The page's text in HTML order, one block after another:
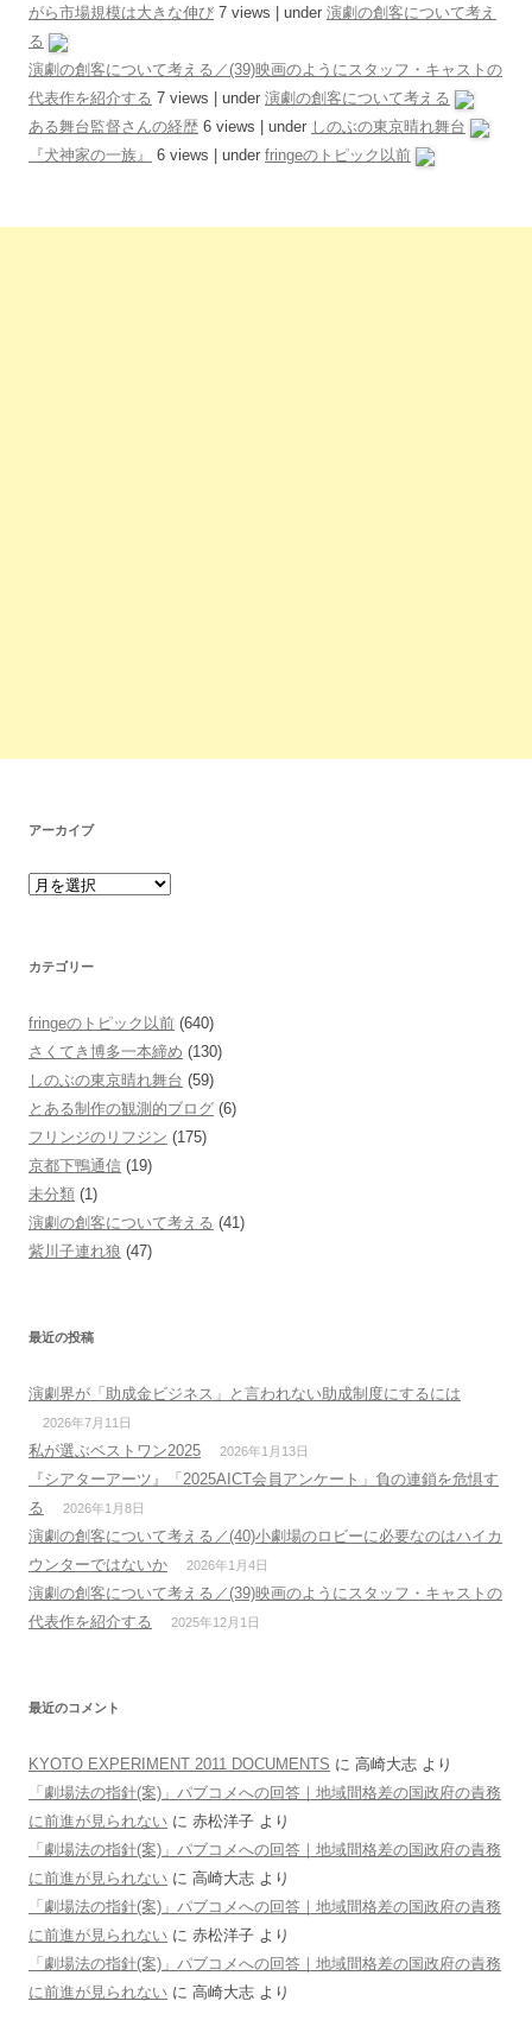
がら市場規模は大きな伸び 7 views under 演劇の創客について考え
る
演劇の創客について考える／(39)映画のようにスタッフ・キャストの
代表作を紹介する 7 views under 演劇の創客について考える
ある舞台監督さんの経歴 6 views under しのぶの東京晴れ舞台
『犬神家の一族』
6 views under fringeのトピック以前
アーカイブ
カテゴリー
fringeのトピック以前 (640)
さくてき博多一本締め (130)
しのぶの東京晴れ舞台 (59)
とある制作の観測的ブログ (6)
フリンジのリフジン (175)
京都下鴨通信 (19)
未分類 (1)
演劇の創客について考える (41)
紫川子連れ狼 (47)
最近の投稿
演劇界が「助成金ビジネス」と言われない助成制度にするには
2026年7月11日
私が選ぶベストワン2025 2026年1月13日
『シアターアーツ』「2025AICT会員アンケート」負の連鎖を危惧す
る
2026年1月8日
演劇の創客について考える／(40)小劇場のロビーに必要なのはハイカ
ウンターではないか
2026年1月4日
演劇の創客について考える／(39)映画のようにスタッフ・キャストの
代表作を紹介する
2025年12月1日
最近のコメント
KYOTO EXPERIMENT 2011 DOCUMENTS に 高崎大志 より
「劇場法の指針(案)」パブコメへの回答｜地域間格差の国政府の責務
に前進が見られない に 赤松洋子 より
「劇場法の指針(案)」パブコメへの回答｜地域間格差の国政府の責務
に前進が見られない に 高崎大志 より
「劇場法の指針(案)」パブコメへの回答｜地域間格差の国政府の責務
に前進が見られない に 赤松洋子 より
「劇場法の指針(案)」パブコメへの回答｜地域間格差の国政府の責務
に前進が見られない に 高崎大志 より